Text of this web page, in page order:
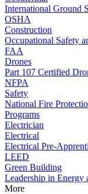
International Ground
OSHA
Construction
Occupational Safety
FAA
Drones
Part 107 Certified
NFPA
Safety
National Fire
Programs
Electrician
Electrical
Electrical Pre-
LEED
Green Building
Leadership in Energy
More